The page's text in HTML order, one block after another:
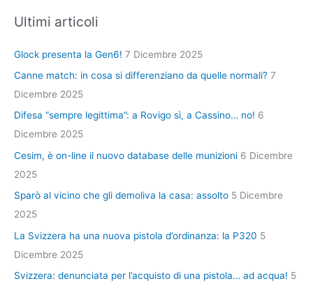
Ultimi articoli
Glock presenta la Gen6! 7 Dicembre 2025
Canne match: in cosa si differenziano da quelle normali? 7
Dicembre 2025
Difesa “sempre legittima”: a Rovigo sì, a Cassino… no! 6
Dicembre 2025
Cesim, è on-line il nuovo database delle munizioni 6 Dicembre
2025
Sparò al vicino che gli demoliva la casa: assolto 5 Dicembre
2025
La Svizzera ha una nuova pistola d’ordinanza: la P320 5
Dicembre 2025
Svizzera: denunciata per l’acquisto di una pistola… ad acqua! 5